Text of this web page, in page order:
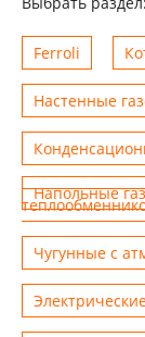
Ferroli
Настенные
Напольные
Чугунные с